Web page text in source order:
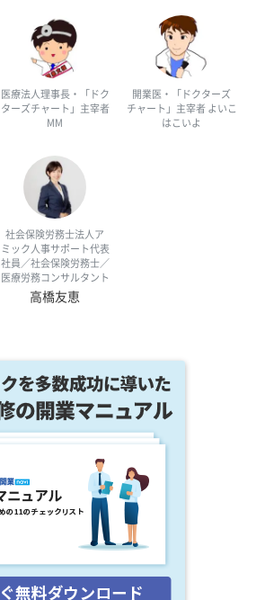
医療法人理事長・「ドク
ターズチャート」主宰者
MM
開業医・「ドクターズ
チャート」主宰者 よいこ
はこいよ
社会保険労務士法人ア
ミック人事サポート代表
社員／社会保険労務士／
医療労務コンサルタント
高橋友恵